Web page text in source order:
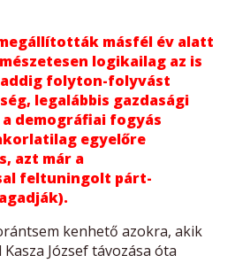
másfél év alatt
logikailag az is
folyton-folyvást
legalábbis gazdasági
demográfiai fogyás
egyelőre
azt már a
feltuningolt párt-
kenhető azokra, akik
József távozása óta